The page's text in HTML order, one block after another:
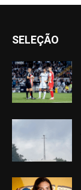
SELEÇÃO